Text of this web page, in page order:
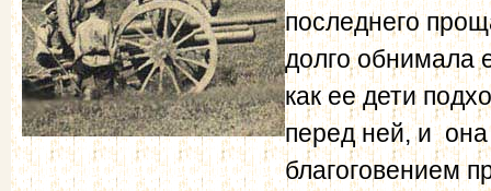
последнего
долго обнимала
как ее дети
перед ней, и она
благоговением